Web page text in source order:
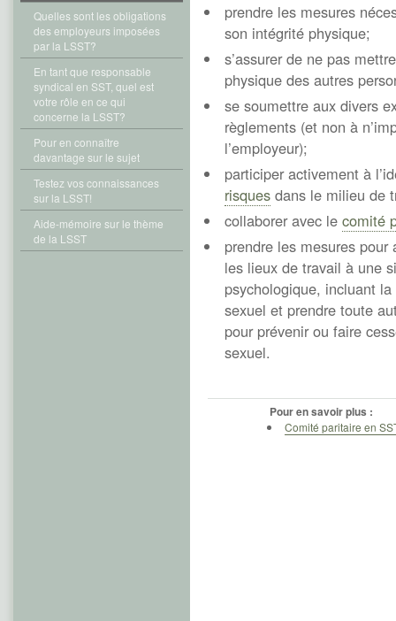
Quelles sont les obligations
des employeurs imposées
par la LSST?
En tant que responsable
syndical en SST, quel est
votre rôle en ce qui
concerne la LSST?
Pour en connaître
davantage sur le sujet
Testez vos connaissances
sur la LSST!
Aide-mémoire sur le thème
de la LSST
prendre les mesures
son intégrité physique;
s’assurer de ne pas
physique des autres
se soumettre aux divers
règlements (et non à
l’employeur);
participer activement à
risques dans le milieu de
collaborer avec le comité
prendre les mesures
les lieux de travail à une
psychologique, incluant
sexuel et prendre toute
pour prévenir ou faire
sexuel.
Pour en savoir plus :
Comité paritaire en